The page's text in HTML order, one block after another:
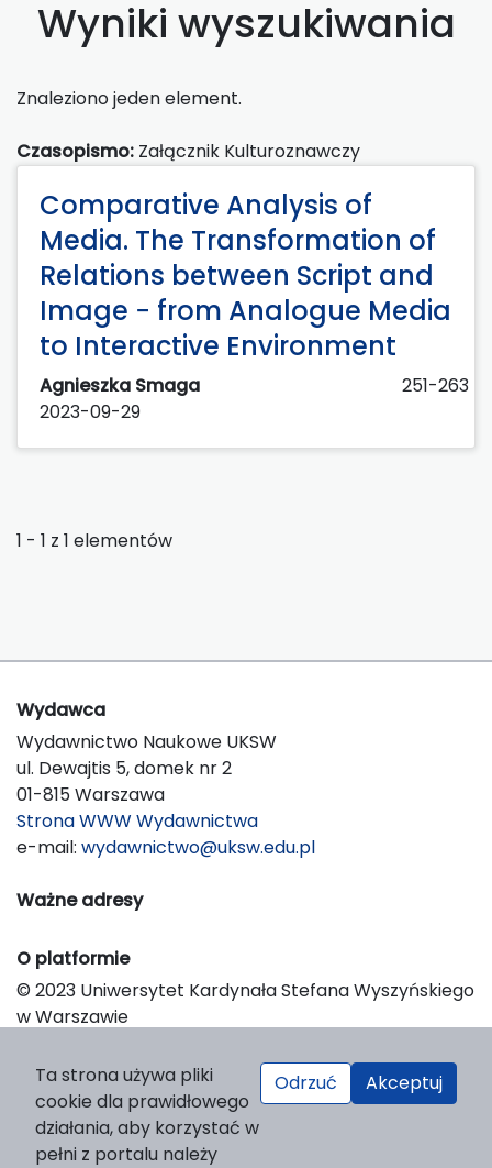
Wyniki wyszukiwania
Znaleziono jeden element.
Czasopismo: Załącznik Kulturoznawczy
Comparative Analysis of
Media. The Transformation of
Relations between Script and
Image − from Analogue Media
to Interactive Environment
Agnieszka Smaga
251-263
2023-09-29
1 - 1 z 1 elementów
Wydawca
Wydawnictwo Naukowe UKSW
ul. Dewajtis 5, domek nr 2
01-815 Warszawa
Strona WWW Wydawnictwa
e-mail: wydawnictwo@uksw.edu.pl
Ważne adresy
O platformie
© 2023 Uniwersytet Kardynała Stefana Wyszyńskiego
w Warszawie
Platform & Workflow by OJS/PKP
Ta strona używa pliki
cookie dla prawidłowego
działania, aby korzystać w
pełni z portalu należy
Odrzuć Akceptuj